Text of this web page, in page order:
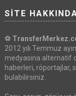
SİTE HAKKINDA
⚽
2012 yılı Temmuz
medyasına alternatif
haberleri, röportajlar,
bulabilirsiniz.